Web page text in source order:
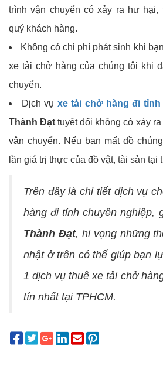
trình vận chuyển có xảy ra hư hại,
quý khách hàng.
Không có chi phí phát sinh khi
xe tải chở hàng của chúng tôi khi
chuyển.
Dịch vụ xe tải chở hàng đi tỉnh
Thành Đạttuyệt đối không có xảy
vận chuyển. Nếu bạn mất đồ
lần giá trị thực của đồ vật, tài sản tại
Trên đây là chi tiết dịch vụ
hàng đi tỉnh chuyên nghiệp,
Thành Đạt, hi vọng những
nhật ở trên có thể giúp bạn
1 dịch vụ thuê xe tải chở
tín nhất tại TPHCM.